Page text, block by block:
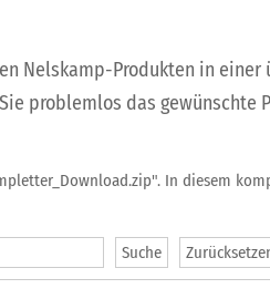
Nelskamp-Produkten in
problemlos das gewünschte
In diesem